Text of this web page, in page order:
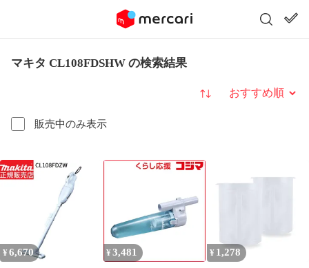
マキタ CL108FDSHW の検索結果
販売中のみ表示
並び替え
¥ 6,670 ¥ 3,481 ¥ 1,278